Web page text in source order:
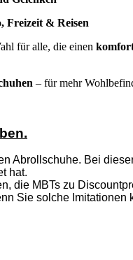
Freizeit & Reisen
für alle, die einen
– für mehr
Abrollschuhe. Bei
hat.
die MBTs zu
Sie solche Imitationen